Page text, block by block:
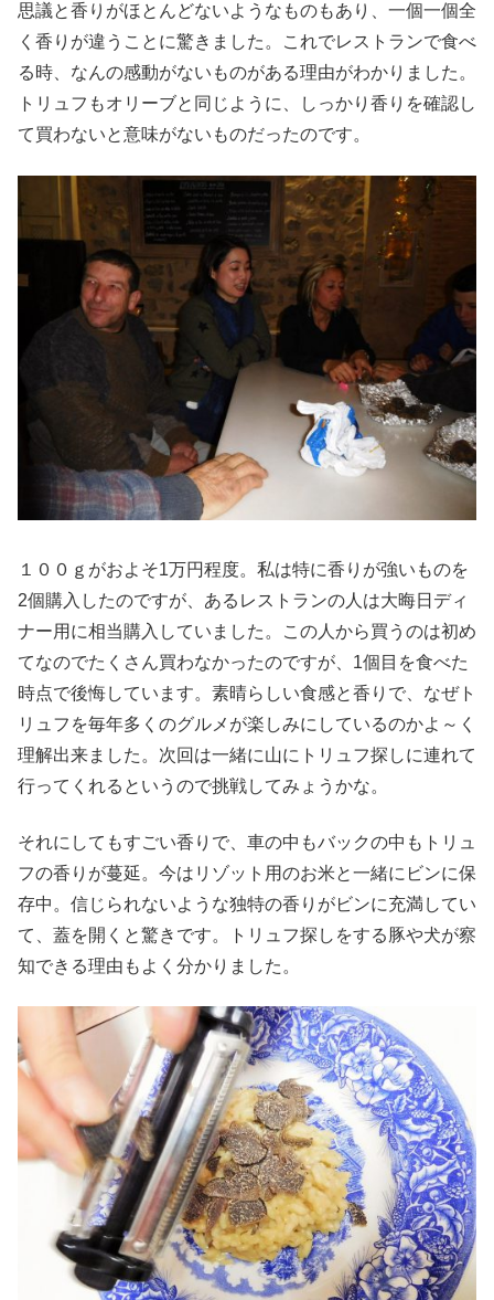
思議と香りがほとんどないようなものもあり、一個一個全
く香りが違うことに驚きました。これでレストランで食べ
る時、なんの感動がないものがある理由がわかりました。
トリュフもオリーブと同じように、しっかり香りを確認し
て買わないと意味がないものだったのです。
１００ｇがおよそ1万円程度。私は特に香りが強いものを
2個購入したのですが、あるレストランの人は大晦日ディ
ナー用に相当購入していました。この人から買うのは初め
てなのでたくさん買わなかったのですが、1個目を食べた
時点で後悔しています。素晴らしい食感と香りで、なぜト
リュフを毎年多くのグルメが楽しみにしているのかよ～く
理解出来ました。次回は一緒に山にトリュフ探しに連れて
行ってくれるというので挑戦してみょうかな。
それにしてもすごい香りで、車の中もバックの中もトリュ
フの香りが蔓延。今はリゾット用のお米と一緒にビンに保
存中。信じられないような独特の香りがビンに充満してい
て、蓋を開くと驚きです。トリュフ探しをする豚や犬が察
知できる理由もよく分かりました。